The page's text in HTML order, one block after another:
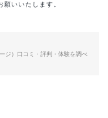
いいたします。
ジ）口コミ・評判・体験を調べ